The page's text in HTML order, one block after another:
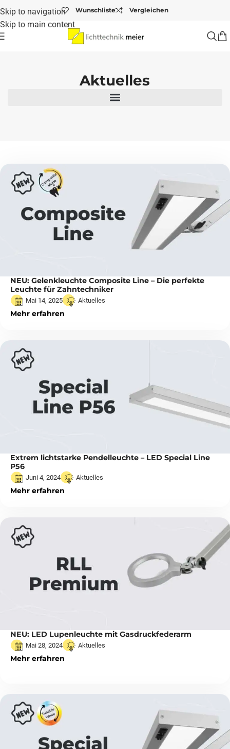
Skip to navigation
Skip to main content
Wunschliste Vergleichen
Aktuelles
NEU: Gelenkleuchte Composite Line – Die perfekte
Leuchte für Zahntechniker
Mai 14, 2025 Aktuelles
Mehr erfahren
Extrem lichtstarke Pendelleuchte – LED Special Line
P56
Juni 4, 2024 Aktuelles
Mehr erfahren
NEU: LED Lupenleuchte mit Gasdruckfederarm
Mai 28, 2024 Aktuelles
Mehr erfahren